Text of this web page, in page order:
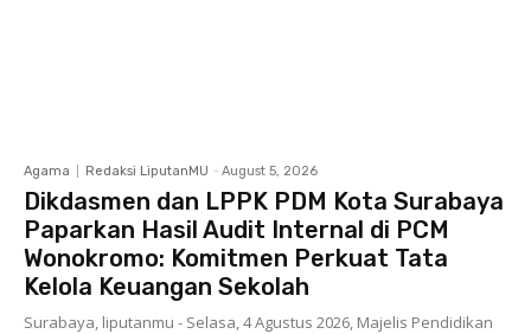
Agama Redaksi LiputanMU - August 5, 2026
Dikdasmen dan LPPK PDM Kota Surabaya
Paparkan Hasil Audit Internal di PCM
Wonokromo: Komitmen Perkuat Tata
Kelola Keuangan Sekolah
Surabaya, liputanmu - Selasa, 4 Agustus 2026, Majelis Pendidikan